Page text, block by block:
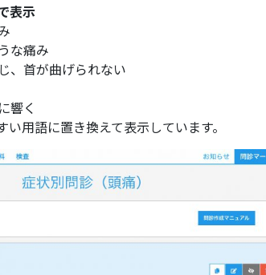
表示
な痛み
、首が曲げられない
響く
用語に置き換えて表示しています。